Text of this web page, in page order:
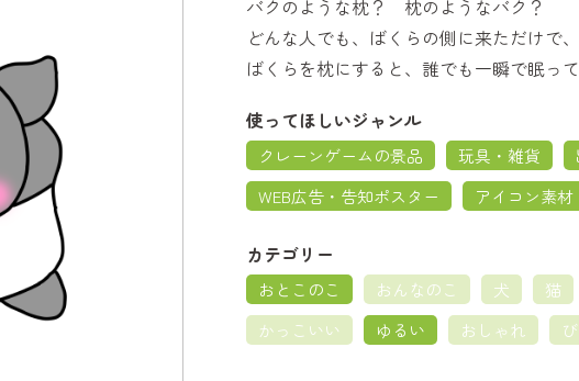
バクのような枕？ 枕のようなバク？
どんな人でも、ばくらの側に来ただけで
ばくらを枕にすると、誰でも一瞬で眠っ
使ってほしいジャンル
クレーンゲームの景品 玩具・雑貨
WEB広告・告知ポスター
アイコン素材
カテゴリー
おとこのこ おんなのこ 犬 猫
かっこいい
ゆるい おしゃれ